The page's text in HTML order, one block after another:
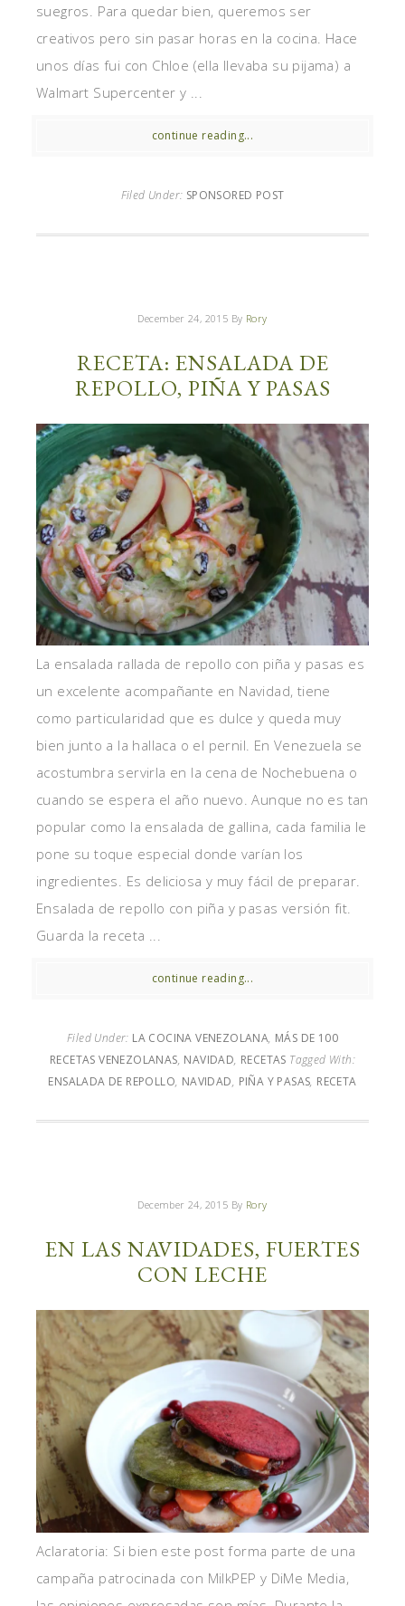
suegros. Para quedar bien, queremos ser
creativos pero sin pasar horas en la cocina. Hace
unos días fui con Chloe (ella llevaba su pijama) a
Walmart Supercenter y ...
continue reading...
Filed Under: SPONSORED POST
December 24, 2015 By Rory
RECETA: ENSALADA DE
REPOLLO, PIÑA Y PASAS
La ensalada rallada de repollo con piña y pasas es
un excelente acompañante en Navidad, tiene
como particularidad que es dulce y queda muy
bien junto a la hallaca o el pernil. En Venezuela se
acostumbra servirla en la cena de Nochebuena o
cuando se espera el año nuevo. Aunque no es tan
popular como la ensalada de gallina, cada familia le
pone su toque especial donde varían los
ingredientes. Es deliciosa y muy fácil de preparar.
Ensalada de repollo con piña y pasas versión fit.
Guarda la receta ...
continue reading...
Filed Under: LA COCINA VENEZOLANA, MÁS DE 100
RECETAS VENEZOLANAS, NAVIDAD, RECETAS Tagged With:
ENSALADA DE REPOLLO, NAVIDAD, PIÑA Y PASAS, RECETA
December 24, 2015 By Rory
EN LAS NAVIDADES, FUERTES
CON LECHE
Aclaratoria: Si bien este post forma parte de una
campaña patrocinada con MilkPEP y DiMe Media,